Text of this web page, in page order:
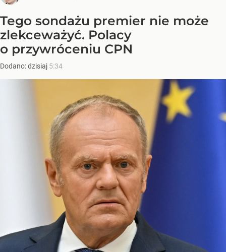
Tego sondażu premier nie może
zlekceważyć. Polacy
o przywróceniu CPN
Dodano:dzisiaj 5:34